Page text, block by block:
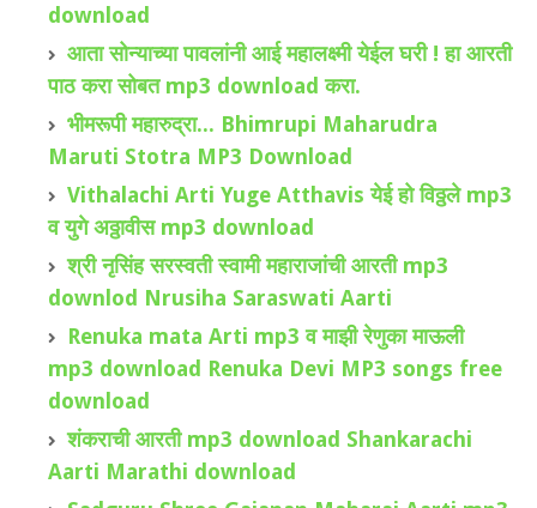
download
आता सोन्याच्या पावलांनी आई महालक्ष्मी येईल घरी ! हा आरती
पाठ करा सोबत mp3 download करा.
भीमरूपी महारुद्रा... Bhimrupi Maharudra
Maruti Stotra MP3 Download
Vithalachi Arti Yuge Atthavis येई हो विठ्ठले mp3
व युगे अठ्ठावीस mp3 download
श्री नृसिंह सरस्वती स्वामी महाराजांची आरती mp3
downlod Nrusiha Saraswati Aarti
Renuka mata Arti mp3 व माझी रेणुका माऊली
mp3 download Renuka Devi MP3 songs free
download
शंकराची आरती mp3 download Shankarachi
Aarti Marathi download